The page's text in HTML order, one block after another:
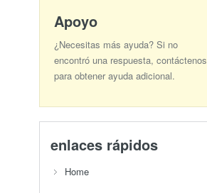
Apoyo
¿Necesitas más ayuda? Si no
encontró una respuesta, contáctenos
para obtener ayuda adicional.
enlaces rápidos
Home